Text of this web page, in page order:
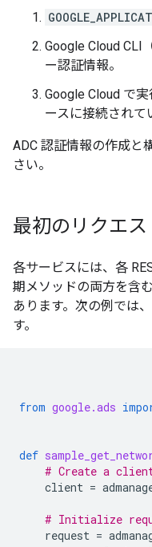
Google Cloud CLI
ー認証情報。
Google Cloud で
ースに接続されて
ADC 認証情報の作成と
さい。
最初のリクエ
各サービスには、各
期メソッドの両方を含む
あります。次の例では、
す。
from google.ads
def
# Create a
client =
# Initialize
request =